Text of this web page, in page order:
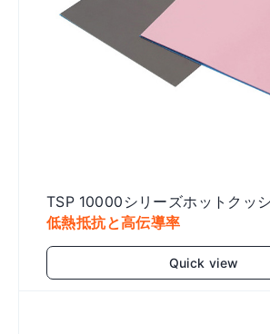
TSP 10000シリーズホットクッ
低熱抵抗と高伝導率
Quick view